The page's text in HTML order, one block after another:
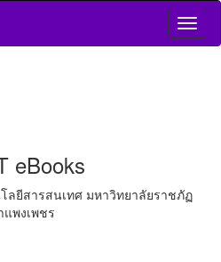
eBooks
ลยีสารสนเทศ มหาวิทยาลัยราชภัฏ
แพงเพชร